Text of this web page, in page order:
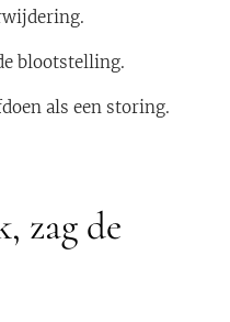
blootstelling.
als een storing.
zag de